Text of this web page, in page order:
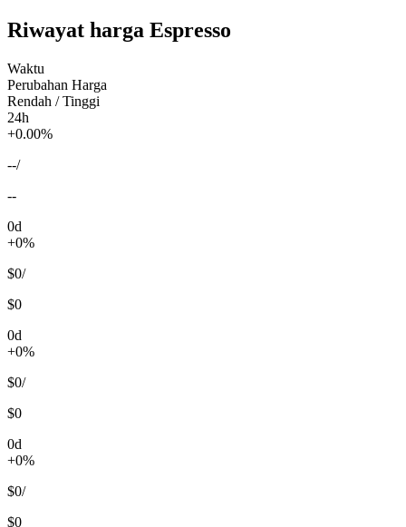
Riwayat harga Espresso
Waktu
Perubahan Harga
Rendah / Tinggi
24h
+0.00%
--/
--
0d
+0%
$0/
$0
0d
+0%
$0/
$0
0d
+0%
$0/
$0